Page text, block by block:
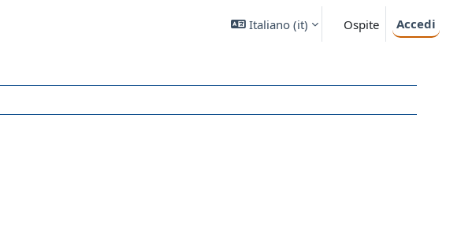
Italiano ‎(it)‎ Ospite Accedi